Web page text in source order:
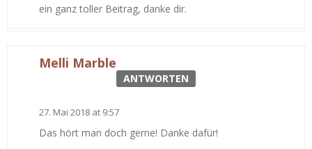
ein ganz toller Beitrag, danke dir.
Melli Marble
ANTWORTEN
27. Mai 2018 at 9:57
Das hört man doch gerne! Danke dafür!